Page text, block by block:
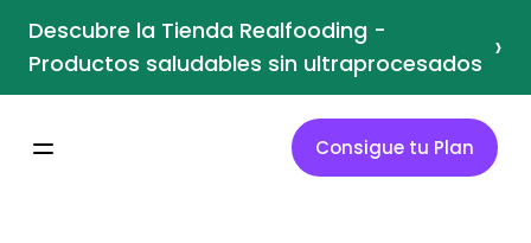
Descubre la Tienda Realfooding -
Productos saludables sin ultraprocesados ›
Consigue tu Plan